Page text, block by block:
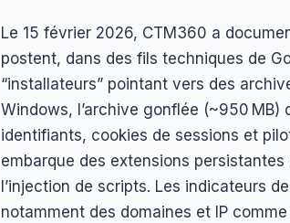
Le 15 février 2026, CTM360 a
postent, dans des fils techniques de
“installateurs” pointant vers des
Windows, l’archive gonflée (~950
identifiants, cookies de sessions et
embarque des extensions
l’injection de scripts. Les indicateurs
notamment des domaines et IP